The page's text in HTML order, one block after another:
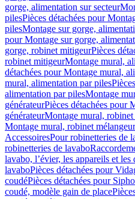
gorge, alimentation sur secteur
pilesPièces détachées pour
pilesMontage sur gorge,
pour Montage sur gorge,
gorge, robinet mitigeurPièces
robinet mitigeurMontage mural,
détachées pour Montage mural,
mural, alimentation par piles
alimentation par pilesMontage
générateurPièces détachées pour
générateurMontage mural, robinet
Montage mural, robinet mélangeur
AccessoiresPour robinetteries de
robinetteries de lavabo
lavabo, l’évier, les appareils et
lavaboPièces détachées pour
coudéPièces détachées pour
coudé, modèle gain de place